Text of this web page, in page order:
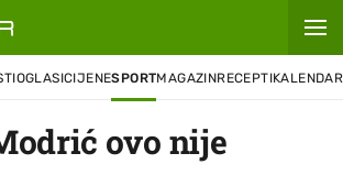
OGLASICIJENESPORTMAGAZINRECEPTIKALENDAR
ovo nije